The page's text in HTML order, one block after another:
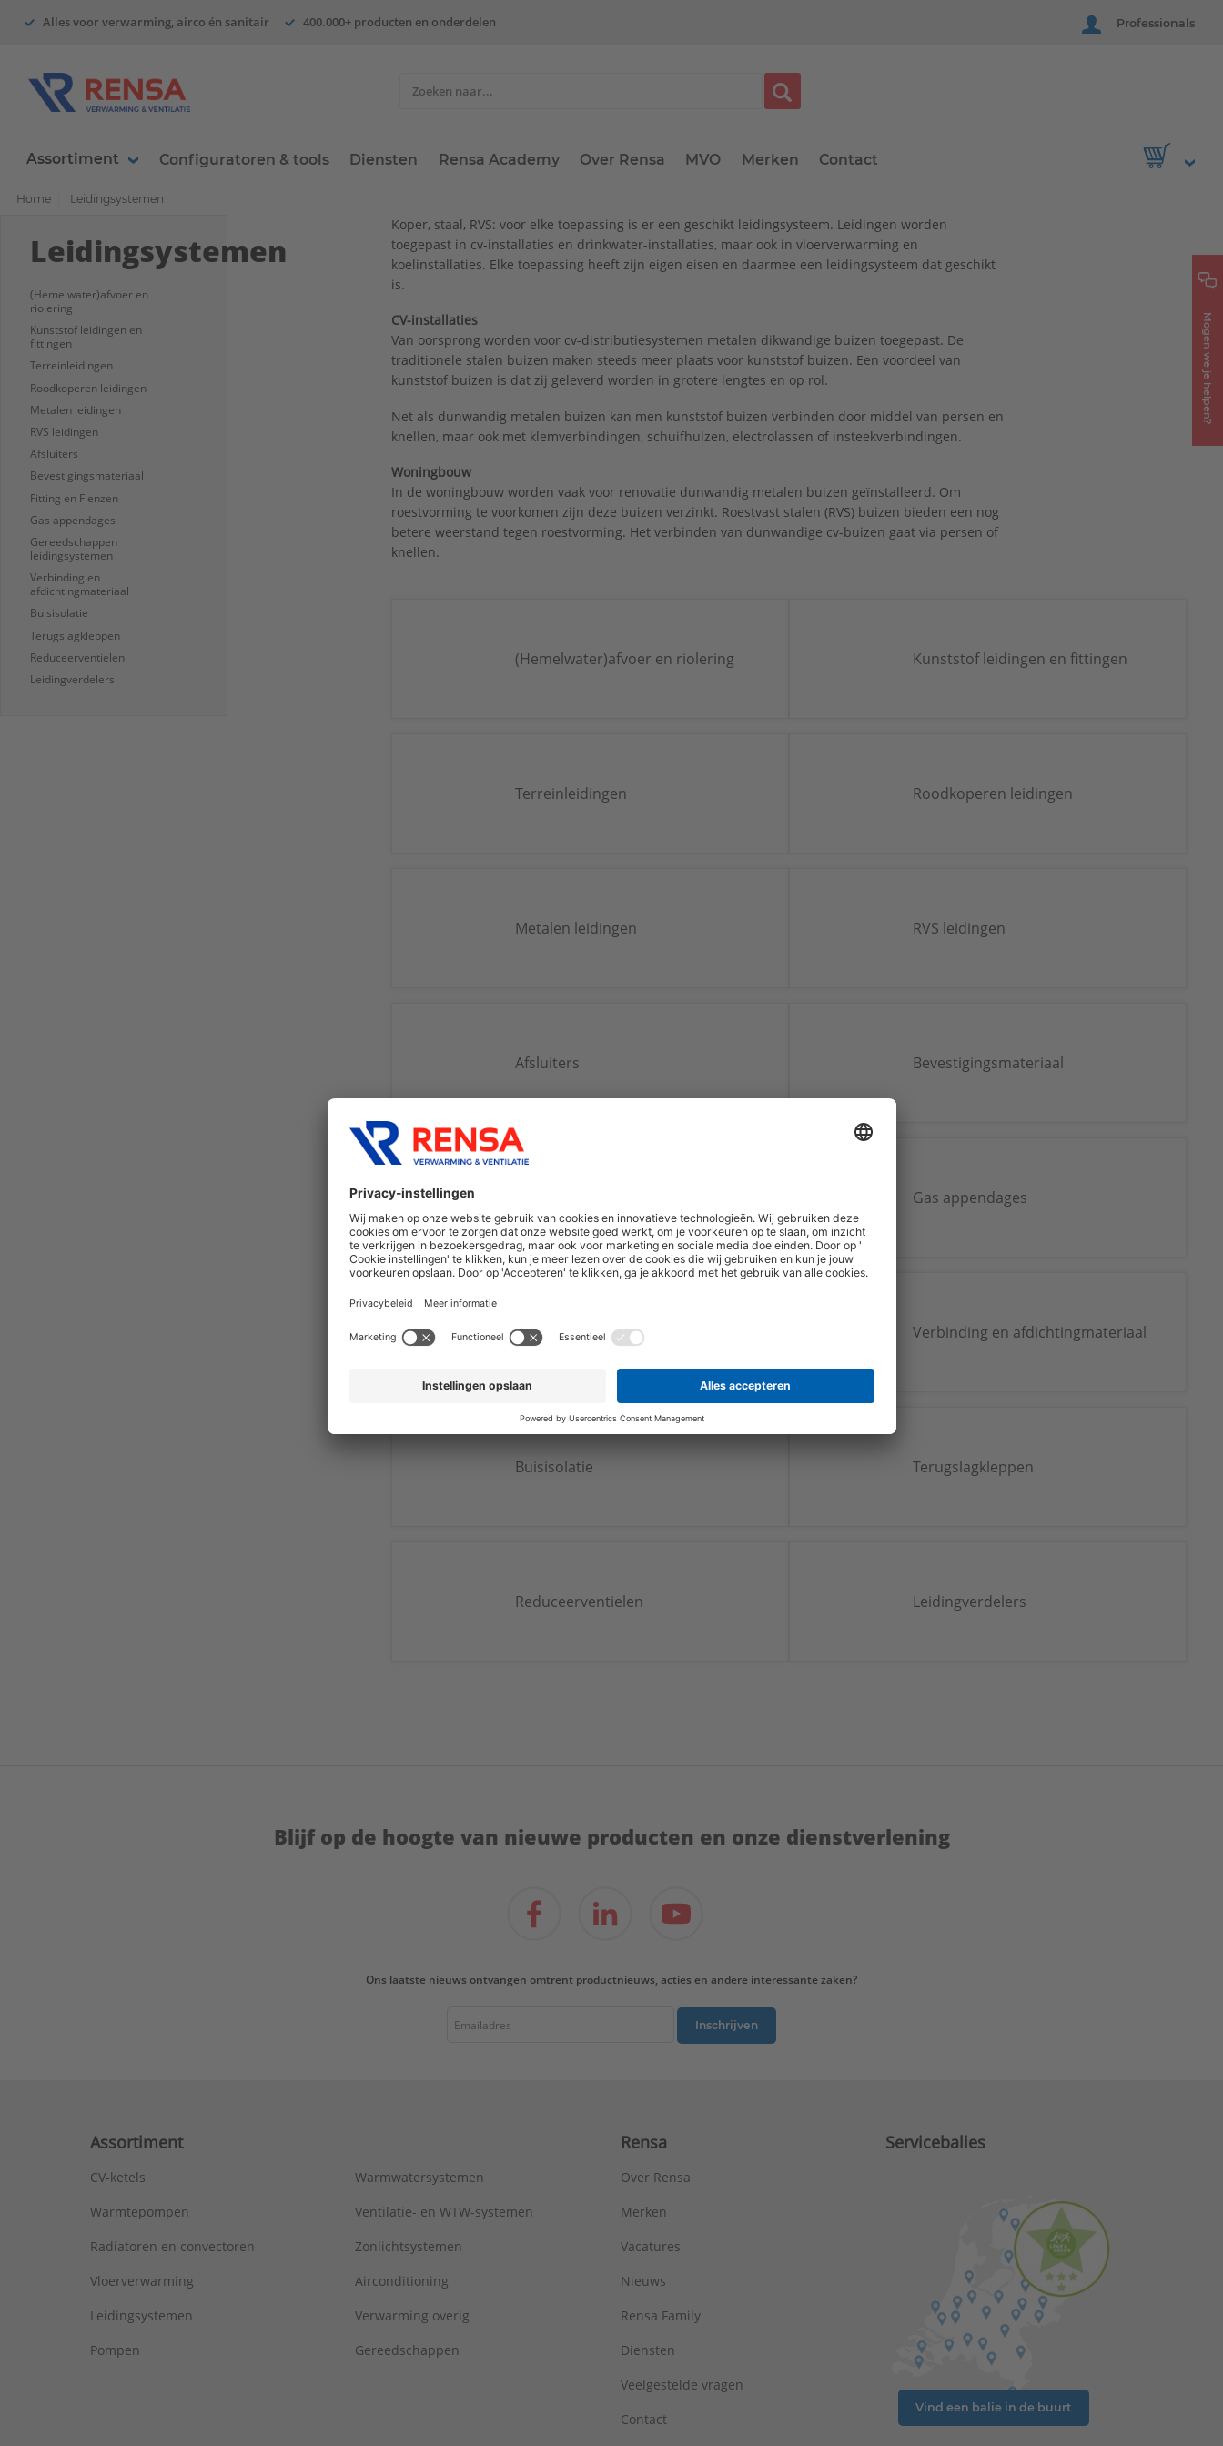
Alles voor verwarming, airco én sanitair 400.000+ producten en onderdelen Professionals
Assortiment Configuratoren & tools Diensten Rensa Academy Over Rensa MVO Merken Contact
Mogen we je helpen?
Home Leidingsystemen
Leidingsystemen
(Hemelwater)afvoer en
riolering
Kunststof leidingen en
fittingen
Terreinleidingen
Roodkoperen leidingen
Metalen leidingen
RVS leidingen
Afsluiters
Bevestigingsmateriaal
Fitting en Flenzen
Gas appendages
Gereedschappen
leidingsystemen
Verbinding en
afdichtingmateriaal
Buisisolatie
Terugslagkleppen
Reduceerventielen
Leidingverdelers
Koper, staal, RVS: voor elke toepassing is er een geschikt leidingsysteem. Leidingen worden
toegepast in cv-installaties en drinkwater-installaties, maar ook in vloerverwarming en
koelinstallaties. Elke toepassing heeft zijn eigen eisen en daarmee een leidingsysteem dat geschikt
is.
CV-installaties
Van oorsprong worden voor cv-distributiesystemen metalen dikwandige buizen toegepast. De
traditionele stalen buizen maken steeds meer plaats voor kunststof buizen. Een voordeel van
kunststof buizen is dat zij geleverd worden in grotere lengtes en op rol.
Net als dunwandig metalen buizen kan men kunststof buizen verbinden door middel van persen en
knellen, maar ook met klemverbindingen, schuifhulzen, electrolassen of insteekverbindingen.
Woningbouw
In de woningbouw worden vaak voor renovatie dunwandig metalen buizen geïnstalleerd. Om
roestvorming te voorkomen zijn deze buizen verzinkt. Roestvast stalen (RVS) buizen bieden een nog
betere weerstand tegen roestvorming. Het verbinden van dunwandige cv-buizen gaat via persen of
knellen.
(Hemelwater)afvoer en riolering Kunststof leidingen en fittingen
Terreinleidingen Roodkoperen leidingen
Metalen leidingen RVS leidingen
Afsluiters Bevestigingsmateriaal
Gas appendages
Gereedschappen leidingsystemen Verbinding en afdichtingmateriaal
Buisisolatie Terugslagkleppen
Reduceerventielen Leidingverdelers
Blijf op de hoogte van nieuwe producten en onze dienstverlening
Ons laatste nieuws ontvangen omtrent productnieuws, acties en andere interessante zaken?
Inschrijven
Assortiment
CV-ketels
Warmtepompen
Radiatoren en convectoren
Vloerverwarming
Leidingsystemen
Pompen
Warmwatersystemen
Ventilatie- en WTW-systemen
Zonlichtsystemen
Airconditioning
Verwarming overig
Gereedschappen
Rensa
Over Rensa
Merken
Vacatures
Nieuws
Rensa Family
Diensten
Veelgestelde vragen
Contact
Servicebalies
Vind een balie in de buurt